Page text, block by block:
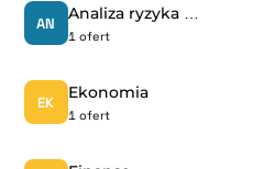
AN
1 ofert
EK
Ekonomia
1 ofert